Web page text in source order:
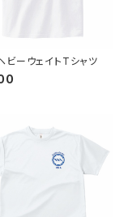
ビーウェイトTシャツ